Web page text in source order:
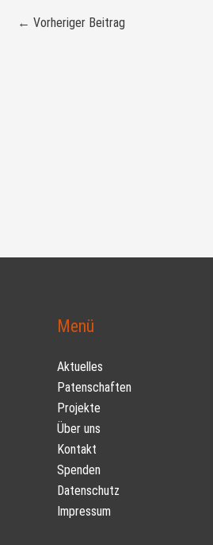
← Vorheriger Beitrag
Menü
Aktuelles
Patenschaften
Projekte
Über uns
Kontakt
Spenden
Datenschutz
Impressum